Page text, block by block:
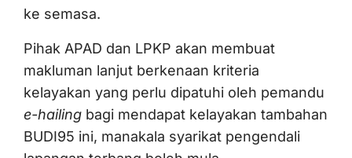
ke semasa.
Pihak APAD dan LPKP akan membuat
makluman lanjut berkenaan kriteria
kelayakan yang perlu dipatuhi oleh pemandu
e-hailing bagi mendapat kelayakan tambahan
BUDI95 ini, manakala syarikat pengendali